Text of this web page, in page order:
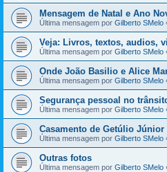
Mensagem de Natal e Ano
Última mensagem por Gilberto SMelo
Veja: Livros, textos, audios,
Última mensagem por Gilberto SMelo
Onde João Basilio e Alice
Última mensagem por Gilberto SMelo
Segurança pessoal no
Última mensagem por Gilberto SMelo
Casamento de Getúlio Júnior
Última mensagem por Gilberto SMelo
Outras fotos
Última mensagem por Gilberto SMelo